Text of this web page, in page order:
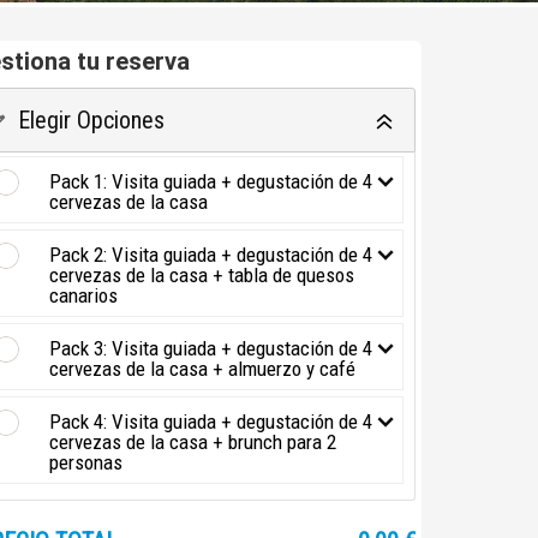
tu reserva
Elegir Opciones
Pack 1: Visita guiada + degustación de 4
cervezas de la casa
Pack 2: Visita guiada + degustación de 4
cervezas de la casa + tabla de quesos
canarios
Pack 3: Visita guiada + degustación de 4
cervezas de la casa + almuerzo y café
Pack 4: Visita guiada + degustación de 4
cervezas de la casa + brunch para 2
personas